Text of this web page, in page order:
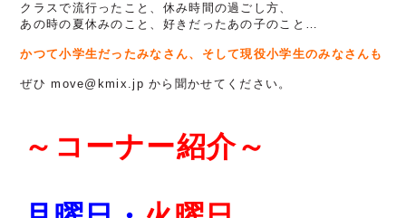
クラスで流行ったこと、休み時間の過ごし方、
あの時の夏休みのこと、好きだったあの子のこと…
かつて小学生だったみなさん、そして現役小学生のみなさんも！
ぜひ move@kmix.jp から聞かせてください。
～コーナー紹介～